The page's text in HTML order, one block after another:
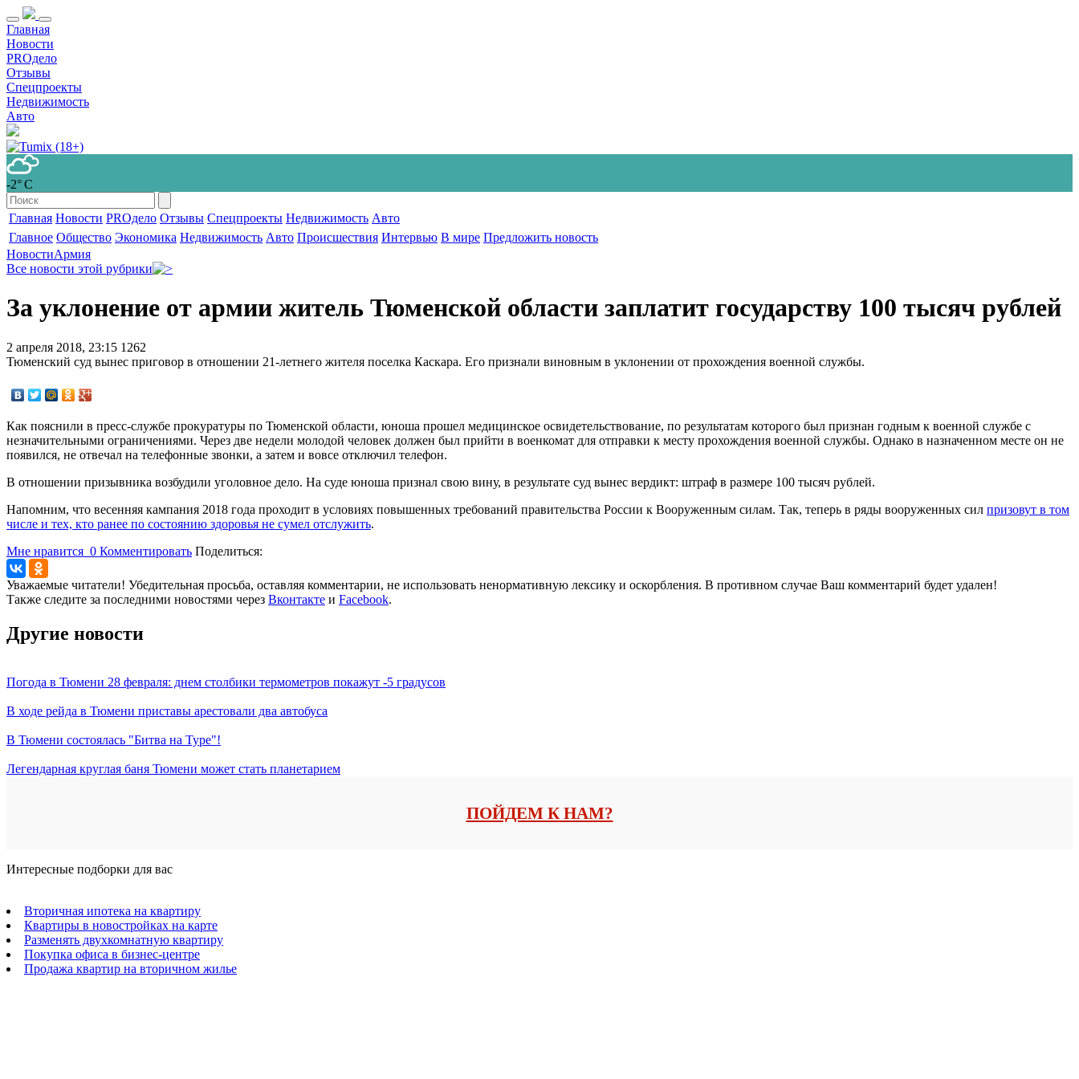
Главная
Новости
PROдело
Отзывы
Спецпроекты
Недвижимость
Авто
-2° С
Главная Новости PROдело Отзывы Спецпроекты Недвижимость Авто
Главное Общество Экономика Недвижимость Авто Происшествия Интервью В мире Предложить новость
НовостиАрмия
Все новости этой рубрики
За уклонение от армии житель Тюменской области заплатит государству 100 тысяч рублей
2 апреля 2018, 23:15 1262
Тюменский суд вынес приговор в отношении 21-летнего жителя поселка Каскара. Его признали виновным в уклонении от прохождения военной службы.
Как пояснили в пресс-службе прокуратуры по Тюменской области, юноша прошел медицинское освидетельствование, по результатам которого был признан годным к военной службе с
незначительными ограничениями. Через две недели молодой человек должен был прийти в военкомат для отправки к месту прохождения военной службы. Однако в назначенном месте он не
появился, не отвечал на телефонные звонки, а затем и вовсе отключил телефон.
В отношении призывника возбудили уголовное дело. На суде юноша признал свою вину, в результате суд вынес вердикт: штраф в размере 100 тысяч рублей.
Напомним, что весенняя кампания 2018 года проходит в условиях повышенных требований правительства России к Вооруженным силам. Так, теперь в ряды вооруженных сил призовут в том
числе и тех, кто ранее по состоянию здоровья не сумел отслужить.
Мне нравится 0 Комментировать Поделиться:
Уважаемые читатели! Убедительная просьба, оставляя комментарии, не использовать ненормативную лексику и оскорбления. В противном случае Ваш комментарий будет удален!
Также следите за последними новостями через Вконтакте и Facebook.
Другие новости
Погода в Тюмени 28 февраля: днем столбики термометров покажут -5 градусов
В ходе рейда в Тюмени приставы арестовали два автобуса
В Тюмени состоялась "Битва на Туре"!
Легендарная круглая баня Тюмени может стать планетарием
ПОЙДЕМ К НАМ?
Интересные подборки для вас
Вторичная ипотека на квартиру
Квартиры в новостройках на карте
Разменять двухкомнатную квартиру
Покупка офиса в бизнес-центре
Продажа квартир на вторичном жилье